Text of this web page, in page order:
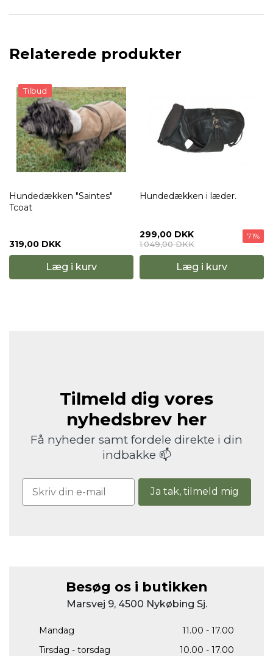
Relaterede produkter
Hundedækken i læder.
1.049,00 DKK
Læg i kurv
Hundedækken brun
199,00 DKK
399,00 DKK
50%
Læg i kurv
Tilmeld dig vores
nyhedsbrev her
Få nyheder samt fordele direkte i din
indbakke 📫
Ja tak, tilmeld mig
Besøg os i butikken
Marsvej 9, 4500 Nykøbing Sj.
Mandag
11.00 - 17.00
Tirsdag - torsdag
10.00 - 17.00